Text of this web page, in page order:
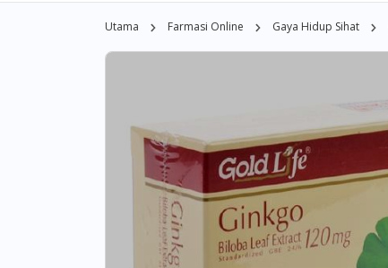
Utama Farmasi Online Gaya Hidup Sihat